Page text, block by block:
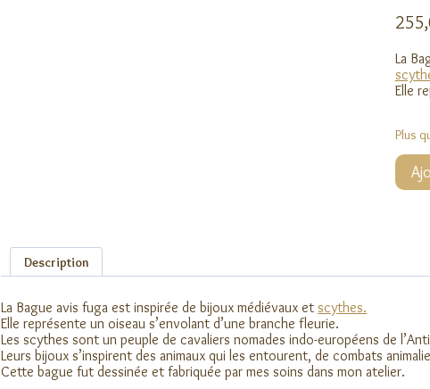
La
Elle
Plus
Bague
Description
La Bague avis fuga est inspirée de bijoux médiévaux et scythes.
Elle représente un oiseau s’envolant d’une branche fleurie.
Les scythes sont un peuple de cavaliers nomades indo-européens de
Leurs bijoux s’inspirent des animaux qui les entourent, de combats
Cette bague fut dessinée et fabriquée par mes soins dans mon atelier.